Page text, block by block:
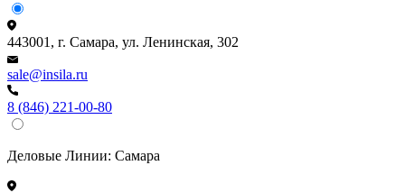
443001, г. Самара, ул. Ленинская, 302
sale@insila.ru
8 (846) 221-00-80
Деловые Линии: Самара